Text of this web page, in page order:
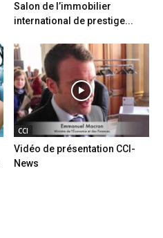
Salon de l’immobilier
international de prestige...
CCI
Vidéo de présentation CCI-
News